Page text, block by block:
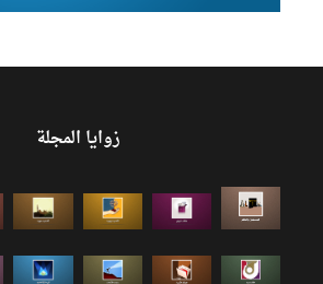
زوايا المجلة